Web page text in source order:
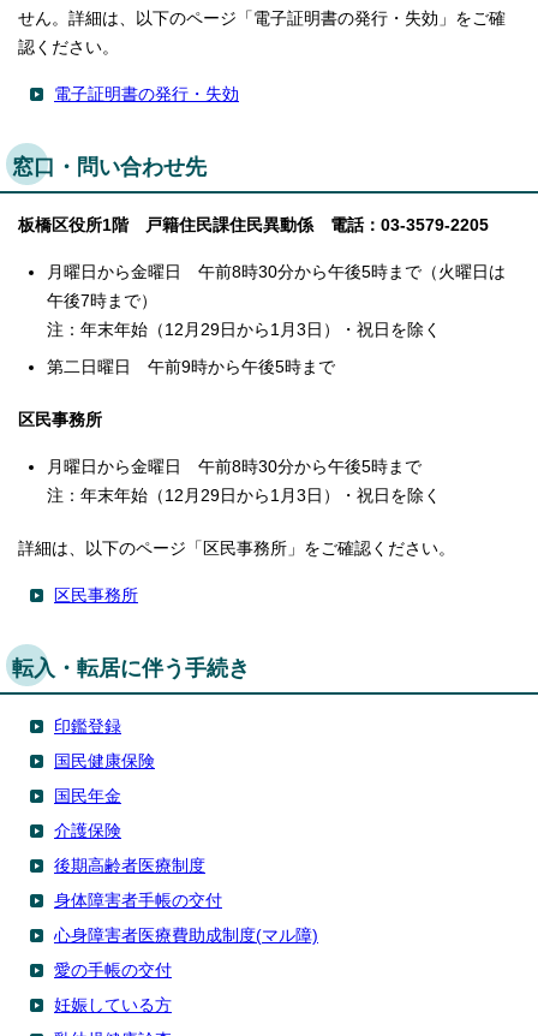
せん。詳細は、以下のページ「電子証明書の発行・失効」をご確
認ください。
電子証明書の発行・失効
窓口・問い合わせ先
板橋区役所1階 戸籍住民課住民異動係 電話：03-3579-2205
月曜日から金曜日 午前8時30分から午後5時まで（火曜日は
午後7時まで）
注：年末年始（12月29日から1月3日）・祝日を除く
第二日曜日 午前9時から午後5時まで
区民事務所
月曜日から金曜日 午前8時30分から午後5時まで
注：年末年始（12月29日から1月3日）・祝日を除く
詳細は、以下のページ「区民事務所」をご確認ください。
区民事務所
転入・転居に伴う手続き
印鑑登録
国民健康保険
国民年金
介護保険
後期高齢者医療制度
身体障害者手帳の交付
心身障害者医療費助成制度(マル障)
愛の手帳の交付
妊娠している方